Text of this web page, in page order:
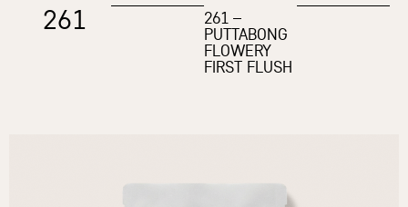
261 261 –
PUTTABONG
FLOWERY
FIRST FLUSH